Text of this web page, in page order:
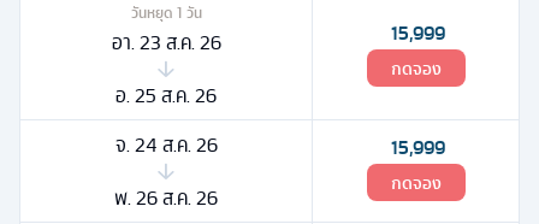
วันหยุด 1 วัน
อา. 23 ส.ค. 26
อ. 25 ส.ค. 26
15,999
กดจอง
จ. 24 ส.ค. 26
พ. 26 ส.ค. 26
15,999
กดจอง